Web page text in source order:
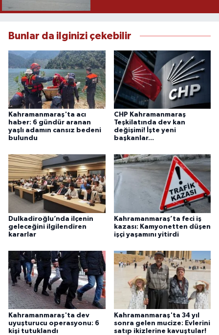
Bunlar da ilginizi çekebilir
Kahramanmaraş'ta acı
haber: 6 gündür aranan
yaşlı adamın cansız bedeni
bulundu
CHP Kahramanmaraş
Teşkilatında dev kan
değişimi! İşte yeni
başkanlar...
Dulkadiroğlu’nda ilçenin
geleceğini ilgilendiren
kararlar
Kahramanmaraş’ta feci iş
kazası: Kamyonetten düşen
işçi yaşamını yitirdi
Kahramanmaraş'ta dev
uyuşturucu operasyonu: 6
kişi tutuklandı
Kahramanmaraş'ta 34 yıl
sonra gelen mucize: Evlerini
satıp ikizlerine kavuştular!